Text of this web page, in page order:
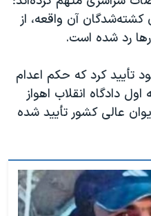
آن واقعه، از
رد شده است.
تأیید کرد که حکم اعدام
دادگاه انقلاب اهواز
شده بود، در شعبه ۳۹ دیوان عالی کشور تأیید شده